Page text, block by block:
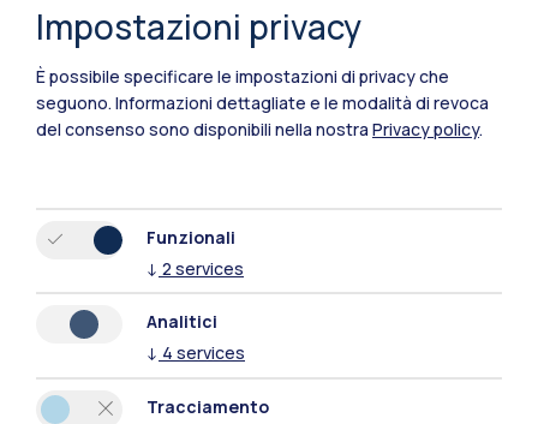
Polimi Community
Tutti i siti dell’ecosistema
Impostazioni privacy
È possibile specificare le impostazioni di privacy che
seguono. Informazioni dettagliate e le modalità di revoca
del consenso sono disponibili nella nostra Privacy policy.
Funzionali
↓ 2 services
Analitici
↓ 4 services
Tracciamento